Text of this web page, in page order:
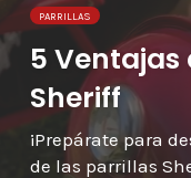
PARRILLAS
5 Ventajas
Sheriff
¡Prepárate para
de las parrillas